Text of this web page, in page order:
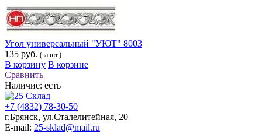
Угол универсальный "УЮТ" 8003
135 руб. (за шт.)
В корзину В корзине
Сравнить
Наличие: есть
+7 (4832) 78-30-50
г.Брянск, ул.Сталелитейная, 20
E-mail: 25-sklad@mail.ru